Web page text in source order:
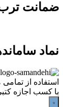
ضمانت
نماد
استفاده از
با کسب اجازه